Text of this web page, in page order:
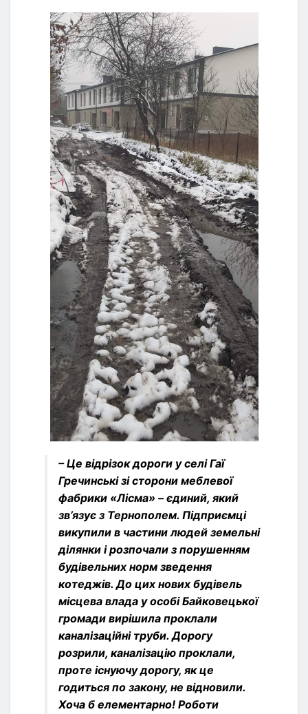
– Це відрізок дороги у селі Гаї
Гречинські зі сторони меблевої
фабрики «Лісма» – єдиний, який
зв’язує з Тернополем. Підприємці
викупили в частини людей земельні
ділянки і розпочали з порушенням
будівельних норм зведення
котеджів. До цих нових будівель
місцева влада у особі Байковецької
громади вирішила проклали
каналізаційні труби. Дорогу
розрили, каналізацію проклали,
проте існуючу дорогу, як це
годиться по закону, не відновили.
Хоча б елементарно! Роботи